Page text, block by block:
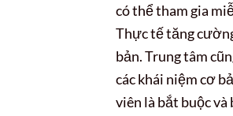
có thể tham gia
Thực tế tăng
bản. Trung tâm
các khái niệm cơ
viên là bắt buộc